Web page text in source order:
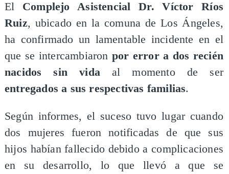
El Complejo Asistencial Dr. Víctor Ríos
Ruiz, ubicado en la comuna de Los Ángeles,
ha confirmado un lamentable incidente en el
que se intercambiaron por error a dos recién
nacidos sin vidaal momento de ser
entregados a sus respectivas familias.
Según informes, el suceso tuvo lugar cuando
dos mujeres fueron notificadas de que sus
hijos habían fallecido debido a complicaciones
en su desarrollo, lo que llevó a que se